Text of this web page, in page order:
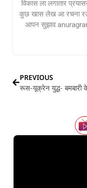
विकास ला लगातार
कुछ खास लेख आ रचना
आपन सुझाव
PREVIOUS